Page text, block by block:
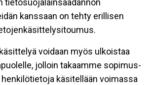
tietosuojalainsäädännön
kanssaan on tehty erillisen
voidaan myös ulkoistaa
jolloin takaamme sopimus-
käsitellään voimassa